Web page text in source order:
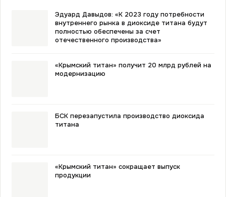
Эдуард Давыдов: «К 2023 году потребности
внутреннего рынка в диоксиде титана будут
полностью обеспечены за счет
отечественного производства»
«Крымский титан» получит 20 млрд рублей на
модернизацию
БСК перезапустила производство диоксида
титана
«Крымский титан» сокращает выпуск
продукции